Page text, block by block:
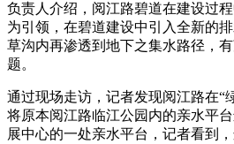
负责人介绍，阅江路碧道在建设过
为引领，在碧道建设中引入全新的
草沟内再渗透到地下之集水路径，
题。
通过现场走访，记者发现阅江路在“
将原本阅江路临江公园内的亲水平
展中心的一处亲水平台，记者看到